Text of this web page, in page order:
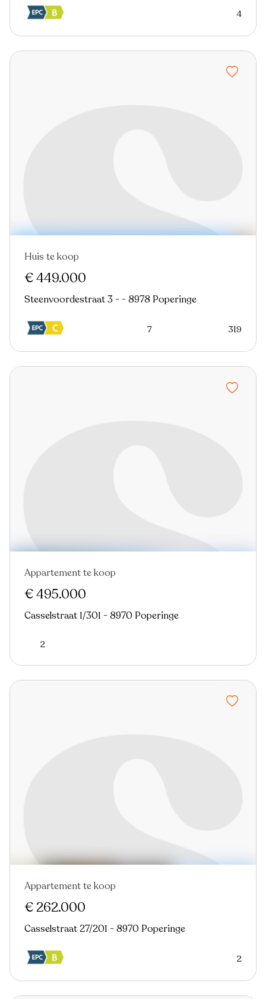
4
Huis te koop
€ 449.000
Steenvoordestraat 3 - - 8978 Poperinge
7 319
Appartement te koop
€ 495.000
Casselstraat 1/301 - 8970 Poperinge
2
Appartement te koop
€ 262.000
Casselstraat 27/201 - 8970 Poperinge
2